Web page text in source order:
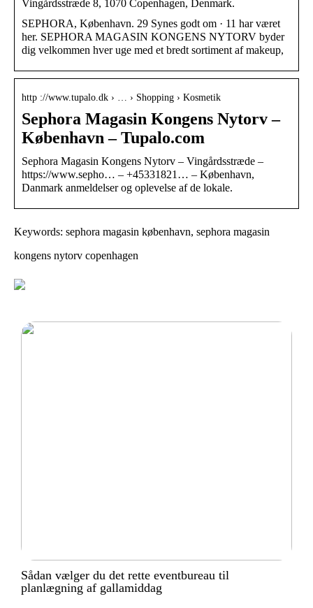
Vingårdsstræde 8, 1070 Copenhagen, Denmark.
SEPHORA, København. 29 Synes godt om · 11 har været
her. SEPHORA MAGASIN KONGENS NYTORV byder
dig velkommen hver uge med et bredt sortiment af makeup,
http ://www.tupalo.dk › … › Shopping › Kosmetik
Sephora Magasin Kongens Nytorv –
København – Tupalo.com
Sephora Magasin Kongens Nytorv – Vingårdsstræde –
https://www.sepho… – +45331821… – København,
Danmark anmeldelser og oplevelse af de lokale.
Keywords: sephora magasin københavn, sephora magasin
kongens nytorv copenhagen
Sådan vælger du det rette eventbureau til
planlægning af gallamiddag